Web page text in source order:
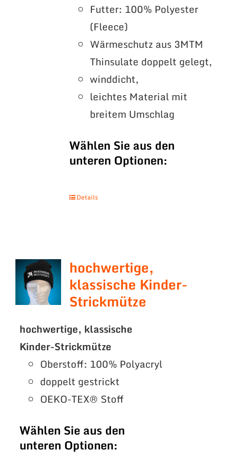
Futter: 100% Polyester
(Fleece)
Wärmeschutz aus 3MTM
Thinsulate doppelt gelegt,
winddicht,
leichtes Material mit
breitem Umschlag
Wählen Sie aus den
unteren Optionen:
Details
hochwertige,
klassische Kinder-
Strickmütze
hochwertige, klassische
Kinder-Strickmütze
Oberstoff: 100% Polyacryl
doppelt gestrickt
OEKO-TEX® Stoff
Wählen Sie aus den
unteren Optionen: